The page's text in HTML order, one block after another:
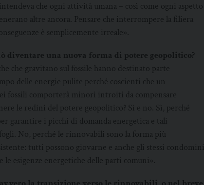
che ogni attività umana – così come ogni aspetto
altre ancora. Pensare che interrompere la filiera
è semplicemente irreale».
diventare una nuova forma di potere geopolitico?
che gravitano sul fossile hanno destinato parte
delle energie pulite perché coscienti che un
fossili comporterà minori introiti da compensare
le redini del potere geopolitico? Sì e no. Sì, perché
garantire i picchi di domanda energetica e tali
No, perché le rinnovabili sono la forma più
tutti possono giovarne e anche gli stessi condomini
esigenze energetiche delle parti comuni».